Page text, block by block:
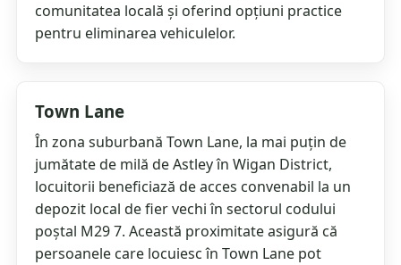
comunitatea locală și oferind opțiuni practice
pentru eliminarea vehiculelor.
Town Lane
În zona suburbană Town Lane, la mai puțin de
jumătate de milă de Astley în Wigan District,
locuitorii beneficiază de acces convenabil la un
depozit local de fier vechi în sectorul codului
poștal M29 7. Această proximitate asigură că
persoanele care locuiesc în Town Lane pot